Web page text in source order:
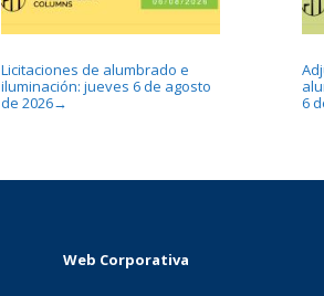
Licitaciones de alumbrado e
iluminación: jueves 6 de agosto
de 2026→
6
Web Corporativa